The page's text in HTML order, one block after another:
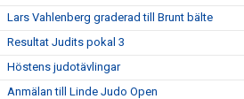
Lars Vahlenberg graderad till Brunt bälte
Resultat Judits pokal 3
Höstens judotävlingar
Anmälan till Linde Judo Open